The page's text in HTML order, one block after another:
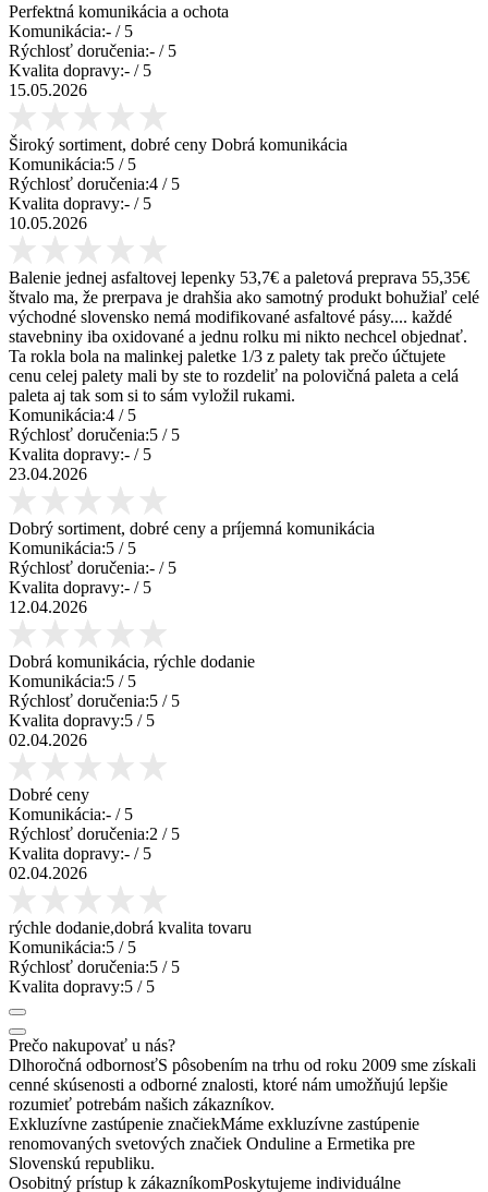
Perfektná komunikácia a ochota
Komunikácia:- / 5
Rýchlosť doručenia:- / 5
Kvalita dopravy:- / 5
15.05.2026
Široký sortiment, dobré ceny Dobrá komunikácia
Komunikácia:5 / 5
Rýchlosť doručenia:4 / 5
Kvalita dopravy:- / 5
10.05.2026
Balenie jednej asfaltovej lepenky 53,7€ a paletová preprava 55,35€
štvalo ma, že prerpava je drahšia ako samotný produkt bohužiaľ celé
východné slovensko nemá modifikované asfaltové pásy.... každé
stavebniny iba oxidované a jednu rolku mi nikto nechcel objednať.
Ta rokla bola na malinkej paletke 1/3 z palety tak prečo účtujete
cenu celej palety mali by ste to rozdeliť na polovičná paleta a celá
paleta aj tak som si to sám vyložil rukami.
Komunikácia:4 / 5
Rýchlosť doručenia:5 / 5
Kvalita dopravy:- / 5
23.04.2026
Dobrý sortiment, dobré ceny a príjemná komunikácia
Komunikácia:5 / 5
Rýchlosť doručenia:- / 5
Kvalita dopravy:- / 5
12.04.2026
Dobrá komunikácia, rýchle dodanie
Komunikácia:5 / 5
Rýchlosť doručenia:5 / 5
Kvalita dopravy:5 / 5
02.04.2026
Dobré ceny
Komunikácia:- / 5
Rýchlosť doručenia:2 / 5
Kvalita dopravy:- / 5
02.04.2026
rýchle dodanie,dobrá kvalita tovaru
Komunikácia:5 / 5
Rýchlosť doručenia:5 / 5
Kvalita dopravy:5 / 5
Prečo nakupovať u nás?
Dlhoročná odbornosťS pôsobením na trhu od roku 2009 sme získali
cenné skúsenosti a odborné znalosti, ktoré nám umožňujú lepšie
rozumieť potrebám našich zákazníkov.
Exkluzívne zastúpenie značiekMáme exkluzívne zastúpenie
renomovaných svetových značiek Onduline a Ermetika pre
Slovenskú republiku.
Osobitný prístup k zákazníkomPoskytujeme individuálne